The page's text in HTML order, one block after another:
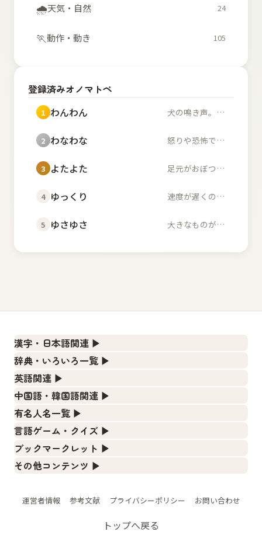
🌧️天気・自然 24
🏃動作・動き 105
登録済みオノマトペ
1 わんわん 犬の鳴き声。また、幼...
2 わなわな 怒りや恐怖で体が小刻...
3 よたよた 足元がおぼつかず不安...
4 ゆっくり 速度が遅くのんびりし...
5 ゆさゆさ 大きなものが左右に揺...
漢字・日本語関連 ▶
漢字の読み方検索、手書き入力、書き順練習など、日本語学
習に役立つツールを集めています。
人名漢字辞典 - 読み方検索
手書き漢字入力
漢字の書き方・書き順 書き取り練習帳
ひらがなの書き方・書き順
カタカナの書き方・書き順
辞書
辞典・いろいろ一覧 ▶
部首・画数別の漢字一覧、熟語辞典、地名・駅名検索など、
各種リファレンスツールです。
部首画数別漢字一覧
常用漢字一覧
人名用漢字一覧
画数別なまえ漢字一覧
イメージ・印象から漢字や熟語を探す
画数別名前・地名一覧
英語関連 ▶
カタカナ語・略語の意味検索、発音記号、リスニング練習な
ど英語学習ツールです。
カタカナ語の意味・発音・類語辞典
英語の発音記号一覧
英単語リスニングテスト
英語の意味・発音の違い
略語の正式名称・意味・発音辞典
中国語・韓国語関連 ▶
中国語のピンイン変換、韓国語の手書き入力など、アジア言
語学習ツールです。
手書き中国語入力 変換ツール
ピンイン一覧表
外国語翻訳ツール
有名人名一覧 ▶
海外セレブやスポーツ選手の名前の読み方・発音を確認でき
海外有名人の苗字・名前一覧と発音 🔊
WEリーグ選手名一覧
言語ゲーム・クイズ ▶
四字熟語パズルや漢字クイズなど、楽しみながら学べるゲー
有名人名前読みクイズ（毎日更新）
ブックマークレット ▶
ブラウザに登録して、どのサイトからでも漢字や英語を検索
漢字読み方検索ブックマークレット
特殊文字・記号検索ブックマークレット
その他コンテンツ ▶
トレンドワード・イメージギャラリー
運営者情報 参考文献 プライバシーポリシー お問い合わせ
トップへ戻る